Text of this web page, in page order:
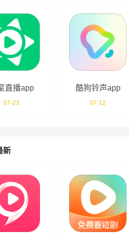
直播app
07-23
酷狗铃声app
07-12
新